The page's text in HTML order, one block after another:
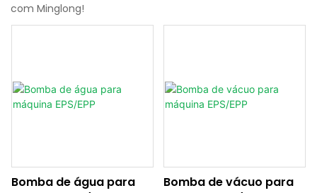
com Minglong!
Bomba de água para
Bomba de vácuo para